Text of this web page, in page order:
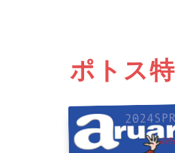
ポトス